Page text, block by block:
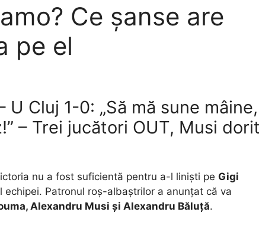
Ce șanse are
pe el
Cluj 1-0: „Să mă sune mâine,
– Trei jucători OUT, Musi
nu a fost suficientă pentru a-l liniști pe Gigi
Patronul roș-albaștrilor a anunțat că va
Alexandru Musi și Alexandru Băluță.